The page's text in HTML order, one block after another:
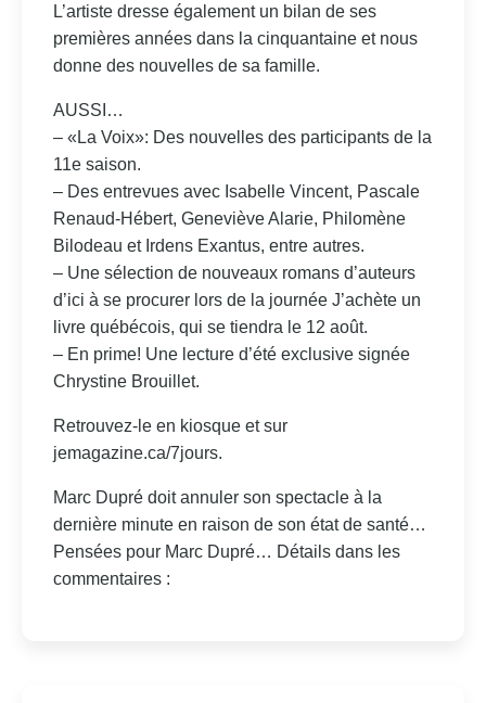
L’artiste dresse également un bilan de ses
premières années dans la cinquantaine et nous
donne des nouvelles de sa famille.
AUSSI…
– «La Voix»: Des nouvelles des participants de la
11e saison.
– Des entrevues avec Isabelle Vincent, Pascale
Renaud-Hébert, Geneviève Alarie, Philomène
Bilodeau et Irdens Exantus, entre autres.
– Une sélection de nouveaux romans d’auteurs
d’ici à se procurer lors de la journée J’achète un
livre québécois, qui se tiendra le 12 août.
– En prime! Une lecture d’été exclusive signée
Chrystine Brouillet.
Retrouvez-le en kiosque et sur
jemagazine.ca/7jours.
Marc Dupré doit annuler son spectacle à la
dernière minute en raison de son état de santé…
Pensées pour Marc Dupré… Détails dans les
commentaires :